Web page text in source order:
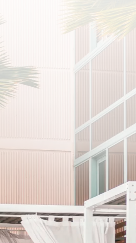
プライバシーポリシーに同意します